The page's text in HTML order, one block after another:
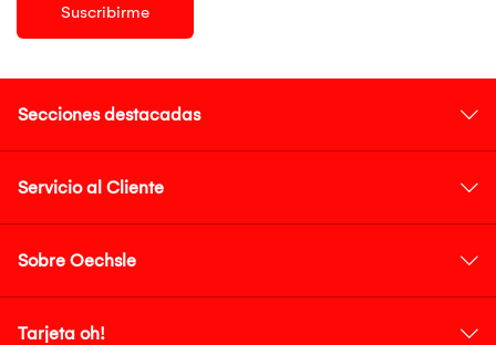
Suscribirme
Secciones destacadas
Servicio al Cliente
Sobre Oechsle
Tarjeta oh!